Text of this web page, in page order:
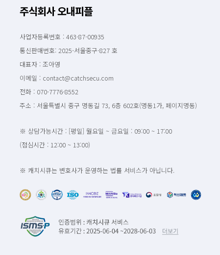
주식회사 오내피플
사업자등록번호 : 463-87-00935
통신판매번호: 2025-서울중구-827 호
대표자 : 조아영
이메일 : contact@catchsecu.com
전화 : 070-7776-8552
주소 : 서울특별시 중구 명동길 73, 6층 602호(명동1가, 페이지명동)
※ 상담가능시간 : [평일] 월요일 ~ 금요일 : 09:00 ~ 17:00
(점심시간 : 12:00 ~ 13:00)
※ 캐치시큐는 변호사가 운영하는 법률 서비스가 아닙니다.